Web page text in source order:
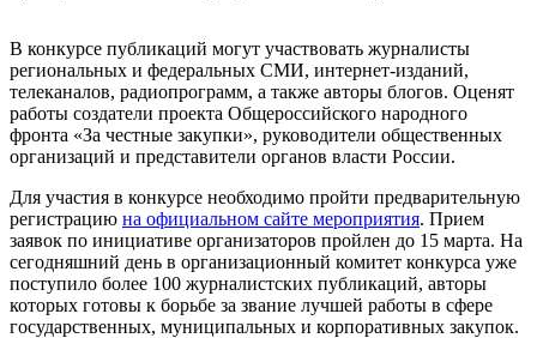
В конкурсе публикаций могут участвовать журналисты
региональных и федеральных СМИ, интернет-изданий,
телеканалов, радиопрограмм, а также авторы блогов. Оценят
работы создатели проекта Общероссийского народного
фронта «За честные закупки», руководители общественных
организаций и представители органов власти России.
Для участия в конкурсе необходимо пройти предварительную
регистрацию на официальном сайте мероприятия. Прием
заявок по инициативе организаторов пройлен до 15 марта. На
сегодняшний день в организационный комитет конкурса уже
поступило более 100 журналистских публикаций, авторы
которых готовы к борьбе за звание лучшей работы в сфере
государственных, муниципальных и корпоративных закупок.